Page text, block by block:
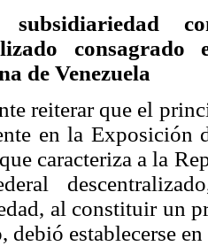
de Venezuela
reiterar que el
en la
caracteriza a la
al constituir un
debió establecerse